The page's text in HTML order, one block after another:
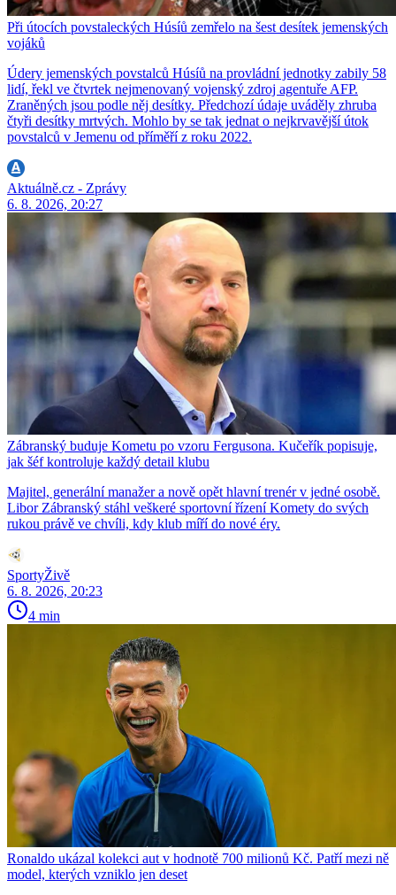
Při útocích povstaleckých Húsíů zemřelo na šest desítek jemenských
vojáků
Údery jemenských povstalců Húsíů na provládní jednotky zabily 58
lidí, řekl ve čtvrtek nejmenovaný vojenský zdroj agentuře AFP.
Zraněných jsou podle něj desítky. Předchozí údaje uváděly zhruba
čtyři desítky mrtvých. Mohlo by se tak jednat o nejkrvavější útok
povstalců v Jemenu od příměří z roku 2022.
Aktuálně.cz - Zprávy
6. 8. 2026, 20:27
Zábranský buduje Kometu po vzoru Fergusona. Kučeřík popisuje,
jak šéf kontroluje každý detail klubu
Majitel, generální manažer a nově opět hlavní trenér v jedné osobě.
Libor Zábranský stáhl veškeré sportovní řízení Komety do svých
rukou právě ve chvíli, kdy klub míří do nové éry.
SportyŽivě
6. 8. 2026, 20:23
4 min
Ronaldo ukázal kolekci aut v hodnotě 700 milionů Kč. Patří mezi ně
model, kterých vzniklo jen deset